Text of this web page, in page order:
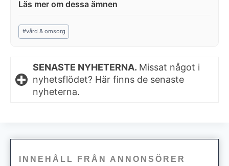
Post
Tags:
#vård & omsorg
SENASTE NYHETERNA. Missat något i
nyhetsflödet? Här finns de senaste
nyheterna.
INNEHÅLL FRÅN ANNONSÖRER